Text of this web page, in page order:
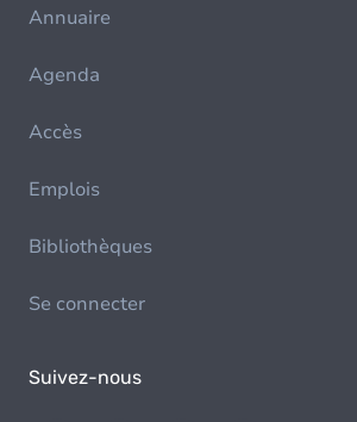
Annuaire
Agenda
Accès
Emplois
Bibliothèques
Se connecter
Suivez-nous